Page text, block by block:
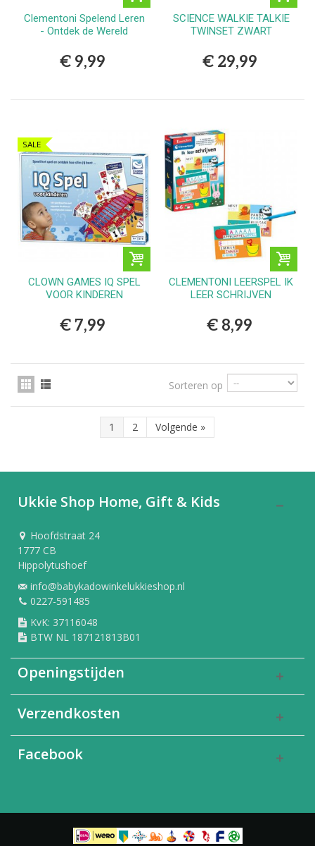
Clementoni Spelend Leren
- Ontdek de Wereld
€ 9,99
SCIENCE WALKIE TALKIE
TWINSET ZWART
€ 29,99
SALE
CLOWN GAMES IQ SPEL
VOOR KINDEREN
€ 7,99
CLEMENTONI LEERSPEL IK
LEER SCHRIJVEN
€ 8,99
Sorteren op
1 2 Volgende »
Ukkie Shop Home, Gift & Kids
Hoofdstraat 24
1777 CB
Hippolytushoef
info@babykadowinkelukkieshop.nl
0227-591485
KvK: 37116048
BTW NL 187121813B01
Openingstijden
Verzendkosten
Facebook